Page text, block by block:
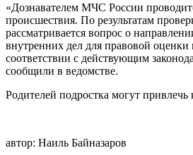
«Дознавателем МЧС России
происшествия. По результатам
рассматривается вопрос о
внутренних дел для правовой
соответствии с действующим
сообщили в ведомстве.
Родителей подростка могут привлечь
автор: Наиль Байназаров